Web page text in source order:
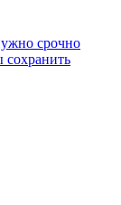
срочно
сохранить